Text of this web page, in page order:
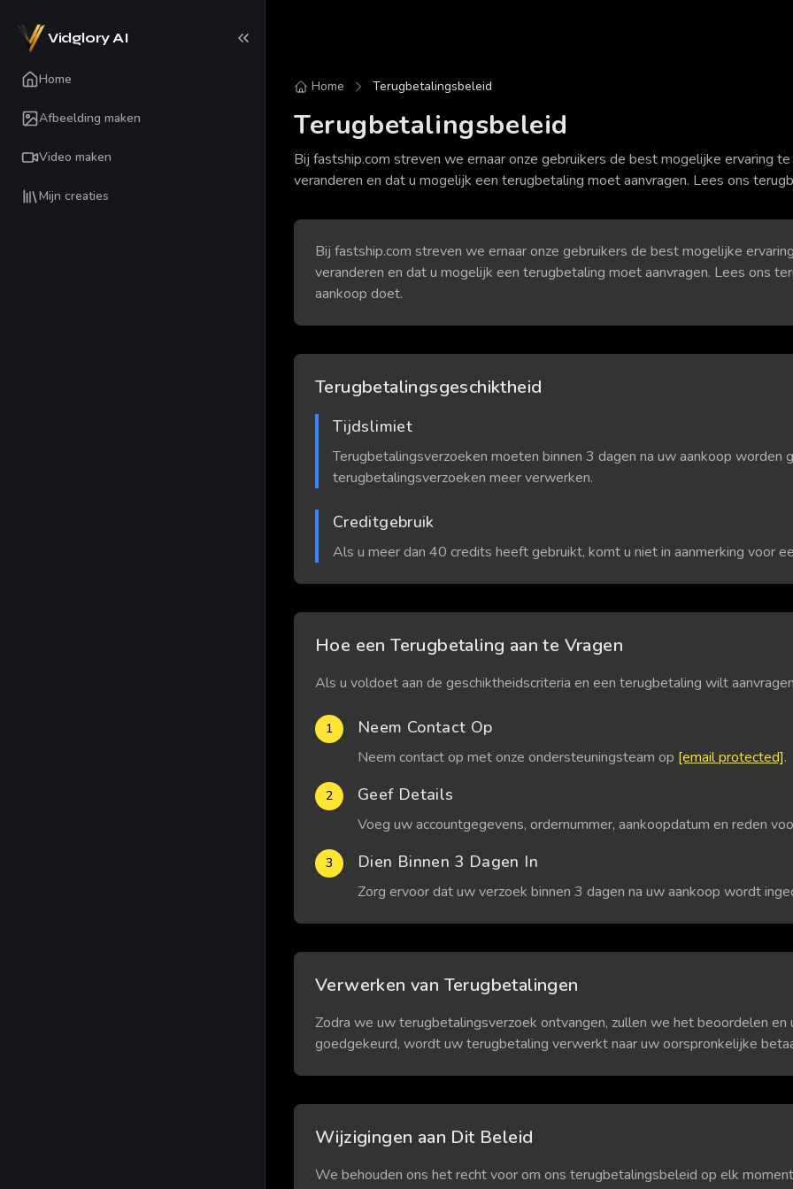
Vidglory AI
Home
Afbeelding maken
Video maken
Mijn creaties
Home Terugbetalingsbeleid
Terugbetalingsbeleid
Bij fastship.com streven we ernaar onze gebruikers de best mogelijke ervaring
veranderen en dat u mogelijk een terugbetaling moet aanvragen. Lees ons
Bij fastship.com streven we ernaar onze gebruikers de best mogelijke
veranderen en dat u mogelijk een terugbetaling moet aanvragen. Lees ons
aankoop doet.
Terugbetalingsgeschiktheid
Tijdslimiet
Terugbetalingsverzoeken moeten binnen 3 dagen na uw aankoop worden
terugbetalingsverzoeken meer verwerken.
Creditgebruik
Als u meer dan 40 credits heeft gebruikt, komt u niet in aanmerking voor
Hoe een Terugbetaling aan te Vragen
Als u voldoet aan de geschiktheidscriteria en een terugbetaling wilt
1 Neem Contact Op
Neem contact op met onze ondersteuningsteam op [email protected].
2 Geef Details
Voeg uw accountgegevens, ordernummer, aankoopdatum en reden
3 Dien Binnen 3 Dagen In
Zorg ervoor dat uw verzoek binnen 3 dagen na uw aankoop wordt
Verwerken van Terugbetalingen
Zodra we uw terugbetalingsverzoek ontvangen, zullen we het beoordelen
goedgekeurd, wordt uw terugbetaling verwerkt naar uw oorspronkelijke
Wijzigingen aan Dit Beleid
We behouden ons het recht voor om ons terugbetalingsbeleid op elk